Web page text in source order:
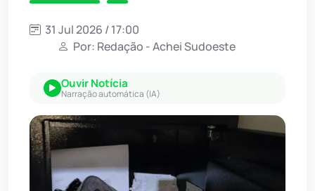
31 Jul 2026 / 17:00
Por: Redação - Achei Sudoeste
Ouvir Notícia
Narração automática (IA)